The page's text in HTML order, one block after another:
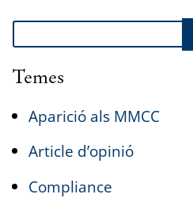
Cerca
Temes
Aparició als MMCC
Article d’opinió
Compliance